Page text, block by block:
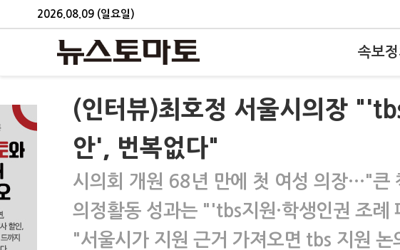
2026.08.09 (일요일)
속보정
(인터뷰)최호정 서울시의장
안', 번복없다"
시의회 개원 68년 만에 첫 여성 의장…"큰
의정활동 성과는 "'tbs지원·학생인권 조례
"서울시가 지원 근거 가져오면 tbs 지원 논